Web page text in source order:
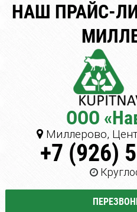
НАШ ПРАЙС-
ООО
Миллерово,
+7 (926)